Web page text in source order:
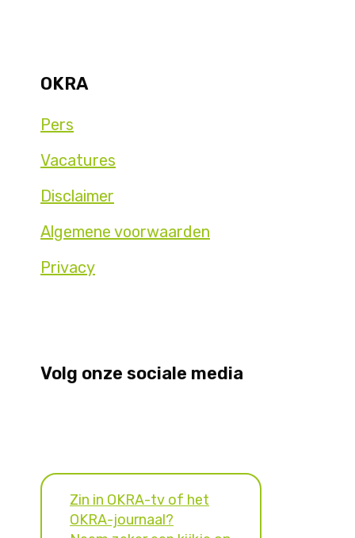
OKRA
Pers
Vacatures
Disclaimer
Algemene voorwaarden
Privacy
Volg onze sociale media
Zin in OKRA-tv of het
OKRA-journaal?